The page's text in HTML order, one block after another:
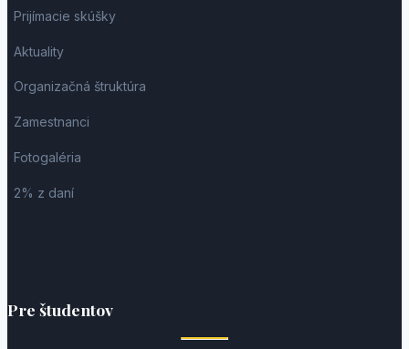
Prijímacie skúšky
Aktuality
Organizačná štruktúra
Zamestnanci
Fotogaléria
2% z daní
Pre študentov